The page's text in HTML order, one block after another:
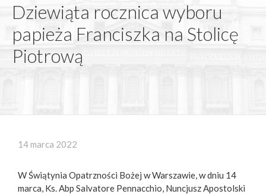
Dziewiąta rocznica wyboru
papieża Franciszka na Stolicę
Piotrową
14 marca 2022
W Świątynia Opatrzności Bożej w Warszawie, w dniu 14
marca, Ks. Abp Salvatore Pennacchio, Nuncjusz Apostolski